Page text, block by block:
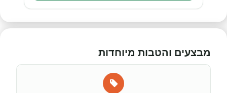
מבצעים והטבות מיוחדות